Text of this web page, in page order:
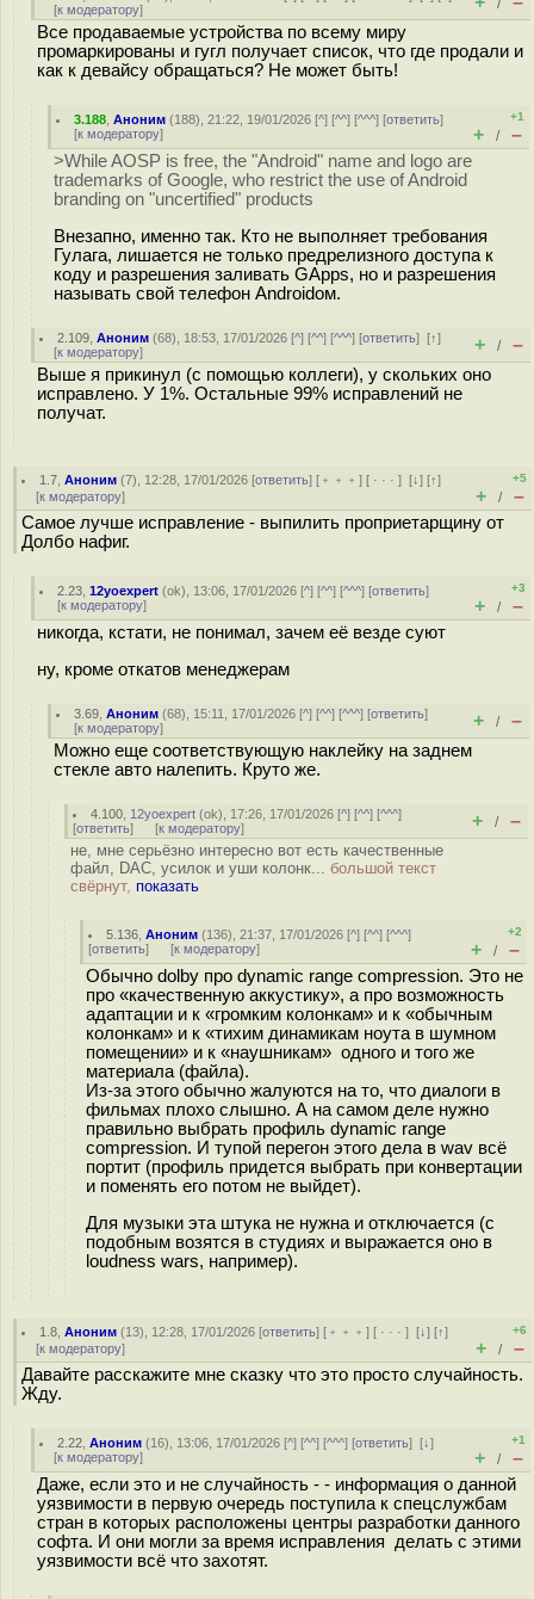
[к модератору] /
Все продаваемые устройства по всему миру
промаркированы и гугл получает список, что где продали и
как к девайсу обращаться? Не может быть!
3.188 ,Аноним (188), 21:22, 19/01/2026 [^] [^^] [^^^] [ответить]
[к модератору]
+1
+ / –
>While AOSP is free, the "Android" name and logo are
trademarks of Google, who restrict the use of Android
branding on "uncertified" products
Внезапно, именно так. Кто не выполняет требования
Гулага, лишается не только предрелизного доступа к
коду и разрешения заливать GApps, но и разрешения
называть свой телефон Androidом.
2.109 ,Аноним (68), 18:53, 17/01/2026 [^] [^^] [^^^] [ответить][↑]
[к модератору] + / –
Выше я прикинул (с помощью коллеги), у скольких оно
исправлено. У 1%. Остальные 99% исправлений не
получат.
1.7 ,Аноним (7), 12:28, 17/01/2026 [ответить] [ ﹢﹢﹢] [ · · ·][↓] [↑]
[к модератору]
+5
+ / –
Самое лучше исправление - выпилить проприетарщину от
Долбо нафиг.
2.23 ,12yoexpert (ok), 13:06, 17/01/2026 [^] [^^] [^^^] [ответить]
[к модератору]
+3
+ / –
никогда, кстати, не понимал, зачем её везде суют
ну, кроме откатов менеджерам
3.69 ,Аноним (68), 15:11, 17/01/2026 [^] [^^] [^^^] [ответить]
[к модератору] + / –
Можно еще соответствующую наклейку на заднем
стекле авто налепить. Круто же.
4.100 12yoexpert (ok), 17:26, 17/01/2026 [^] [^^] [^^^]
[ответить] [к модератору] + / –
не, мне серьёзно интересно вот есть качественные
файл, DAC, усилок и уши колонк... большой текст
свёрнут, показать
5.136 ,Аноним (136), 21:37, 17/01/2026 [^] [^^] [^^^]
[ответить] [к модератору]
+2
+ / –
Обычно dolby про dynamic range compression. Это не
про «качественную аккустику», а про возможность
адаптации и к «громким колонкам» и к «обычным
колонкам» и к «тихим динамикам ноута в шумном
помещении» и к «наушникам» одного и того же
материала (файла).
Из-за этого обычно жалуются на то, что диалоги в
фильмах плохо слышно. А на самом деле нужно
правильно выбрать профиль dynamic range
compression. И тупой перегон этого дела в wav всё
портит (профиль придется выбрать при конвертации
и поменять его потом не выйдет).
Для музыки эта штука не нужна и отключается (с
подобным возятся в студиях и выражается оно в
loudness wars, например).
1.8 ,Аноним (13), 12:28, 17/01/2026 [ответить] [ ﹢﹢﹢] [ · · ·][↓] [↑]
[к модератору]
+6
+ / –
Давайте расскажите мне сказку что это просто случайность.
Жду.
2.22 ,Аноним (16), 13:06, 17/01/2026 [^] [^^] [^^^] [ответить][↓]
[к модератору]
+1
+ / –
Даже, если это и не случайность - - информация о данной
уязвимости в первую очередь поступила к спецслужбам
стран в которых расположены центры разработки данного
софта. И они могли за время исправления делать с этими
уязвимости всё что захотят.